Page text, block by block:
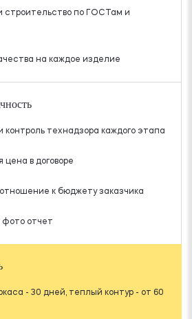
строительство по ГОСТам и
на каждое изделие
контроль технадзора каждого этапа
цена в договоре
к бюджету заказчика
отчет
- 30 дней, теплый контур - от 60